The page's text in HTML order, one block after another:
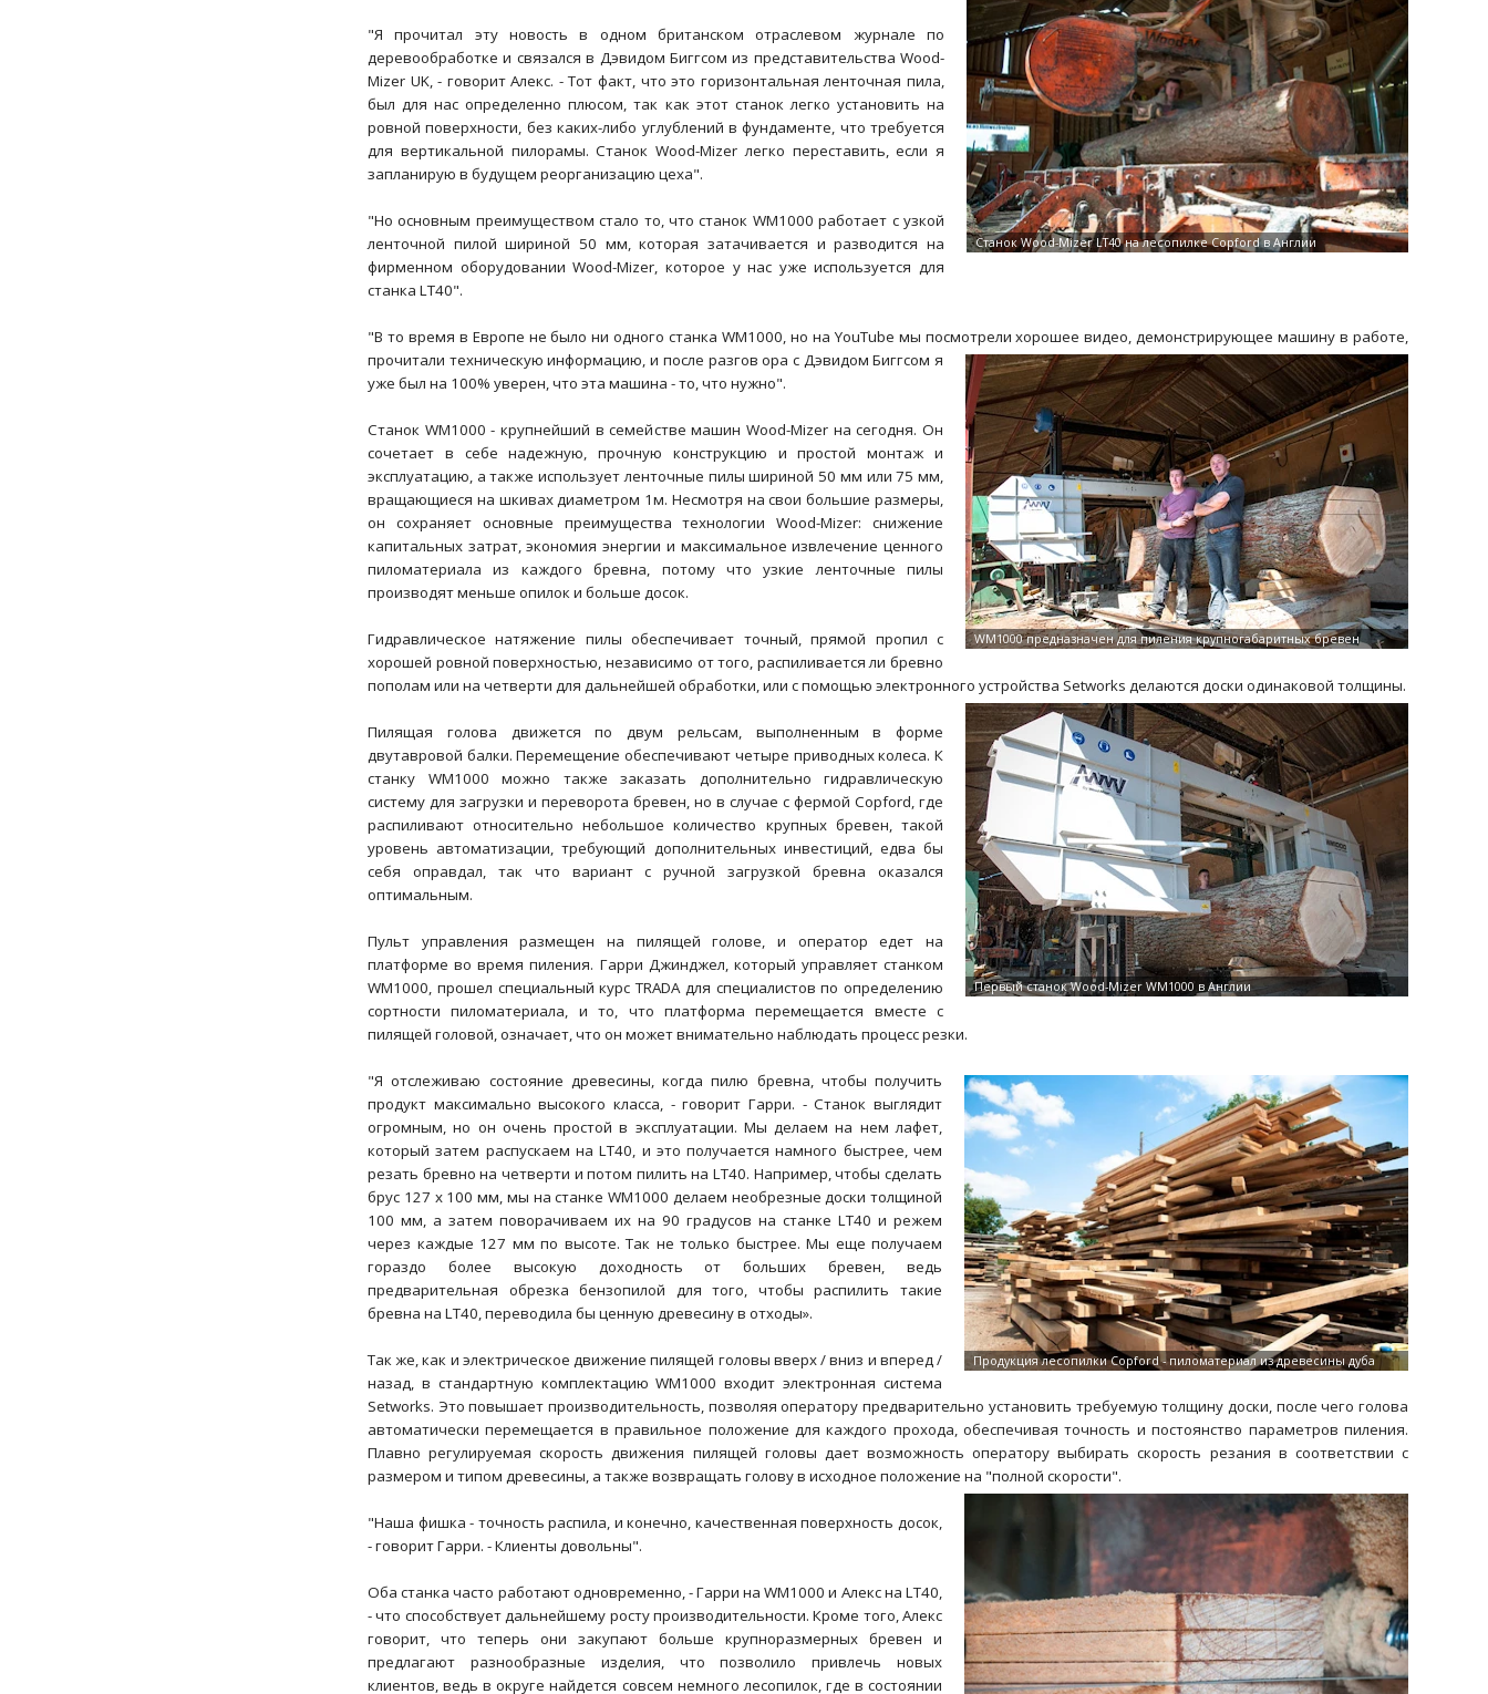
"Я прочитал эту новость в одном британском отраслевом журнале по
деревообработке и связался в Дэвидом Биггсом из представительства Wood-
Mizer UK, - говорит Алекс. - Тот факт, что это горизонтальная ленточная пила,
был для нас определенно плюсом, так как этот станок легко установить на
ровной поверхности, без каких-либо углублений в фундаменте, что требуется
для вертикальной пилорамы. Станок Wood-Mizer легко переставить, если я
запланирую в будущем реорганизацию цеха".
"Но основным преимуществом стало то, что станок WM1000 работает с узкой
ленточной пилой шириной 50 мм, которая затачивается и разводится на
фирменном оборудовании Wood-Mizer, которое у нас уже используется для
станка LT40".
"В то время в Европе не было ни одного станка WM1000, но на YouTube мы посмотрели хорошее видео, демонстрирующее машину в работе,
прочитали техническую информацию, и после разговора с Дэвидом Биггсом я
уже был на 100% уверен, что эта машина - то, что нужно".
Станок WM1000 - крупнейший в семействе машин Wood-Mizer на сегодня. Он
сочетает в себе надежную, прочную конструкцию и простой монтаж и
эксплуатацию, а также использует ленточные пилы шириной 50 мм или 75 мм,
вращающиеся на шкивах диаметром 1м. Несмотря на свои большие размеры,
он сохраняет основные преимущества технологии Wood-Mizer: снижение
капитальных затрат, экономия энергии и максимальное извлечение ценного
пиломатериала из каждого бревна, потому что узкие ленточные пилы
производят меньше опилок и больше досок.
Гидравлическое натяжение пилы обеспечивает точный, прямой пропил с
хорошей ровной поверхностью, независимо от того, распиливается ли бревно
пополам или на четверти для дальнейшей обработки, или с помощью электронного устройства Setworks делаются доски одинаковой толщины.
Пилящая голова движется по двум рельсам, выполненным в форме
двутавровой балки. Перемещение обеспечивают четыре приводных колеса. К
станку WM1000 можно также заказать дополнительно гидравлическую
систему для загрузки и переворота бревен, но в случае с фермой Copford, где
распиливают относительно небольшое количество крупных бревен, такой
уровень автоматизации, требующий дополнительных инвестиций, едва бы
себя оправдал, так что вариант с ручной загрузкой бревна оказался
оптимальным.
Пульт управления размещен на пилящей голове, и оператор едет на
платформе во время пиления. Гарри Джинджел, который управляет станком
WM1000, прошел специальный курс TRADA для специалистов по определению
сортности пиломатериала, и то, что платформа перемещается вместе с
пилящей головой, означает, что он может внимательно наблюдать процесс резки.
"Я отслеживаю состояние древесины, когда пилю бревна, чтобы получить
продукт максимально высокого класса, - говорит Гарри. - Станок выглядит
огромным, но он очень простой в эксплуатации. Мы делаем на нем лафет,
который затем распускаем на LT40, и это получается намного быстрее, чем
резать бревно на четверти и потом пилить на LT40. Например, чтобы сделать
брус 127 х 100 мм, мы на станке WM1000 делаем необрезные доски толщиной
100 мм, а затем поворачиваем их на 90 градусов на станке LT40 и режем
через каждые 127 мм по высоте. Так не только быстрее. Мы еще получаем
гораздо более высокую доходность от больших бревен, ведь
предварительная обрезка бензопилой для того, чтобы распилить такие
бревна на LT40, переводила бы ценную древесину в отходы».
Так же, как и электрическое движение пилящей головы вверх / вниз и вперед /
назад, в стандартную комплектацию WM1000 входит электронная система
Setworks. Это повышает производительность, позволяя оператору предварительно установить требуемую толщину доски, после чего голова
автоматически перемещается в правильное положение для каждого прохода, обеспечивая точность и постоянство параметров пиления.
Плавно регулируемая скорость движения пилящей головы дает возможность оператору выбирать скорость резания в соответствии с
размером и типом древесины, а также возвращать голову в исходное положение на "полной скорости".
"Наша фишка - точность распила, и конечно, качественная поверхность досок,
- говорит Гарри. - Клиенты довольны".
Оба станка часто работают одновременно, - Гарри на WM1000 и Алекс на LT40,
- что способствует дальнейшему росту производительности. Кроме того, Алекс
говорит, что теперь они закупают больше крупноразмерных бревен и
предлагают разнообразные изделия, что позволило привлечь новых
клиентов, ведь в округе найдется совсем немного лесопилок, где в состоянии